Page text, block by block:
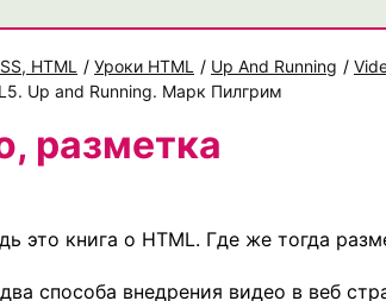
HTML / Уроки HTML / Up And Running /
Up and Running. Марк Пилгрим
разметка
это книга о HTML. Где же тогда
способа внедрения видео в веб